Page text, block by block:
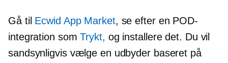
Gå til Ecwid App Market, se efter en POD-
integration som Trykt, og installere det. Du vil
sandsynligvis vælge en udbyder baseret på